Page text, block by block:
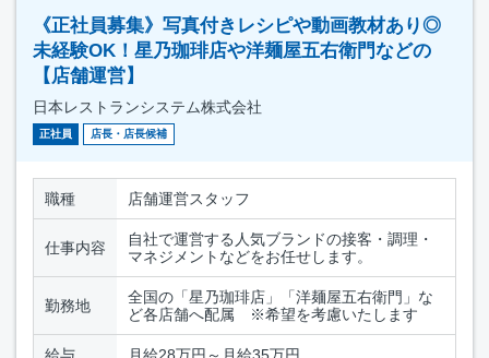
《正社員募集》写真付きレシピや動画教材あり◎
未経験OK！星乃珈琲店や洋麺屋五右衛門などの
【店舗運営】
日本レストランシステム株式会社
正社員 店長・店長候補
職種 店舗運営スタッフ
仕事内容
自社で運営する人気ブランドの接客・調理・
マネジメントなどをお任せします。
勤務地
全国の「星乃珈琲店」「洋麺屋五右衛門」な
ど各店舗へ配属 ※希望を考慮いたします